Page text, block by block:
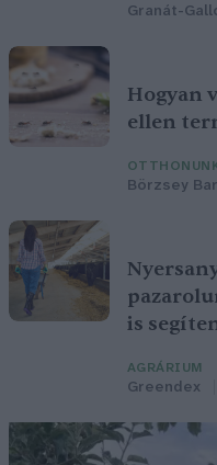
Granát-
Hogyan
ellen
Börzsey
is
AGRÁRIUM
Greendex